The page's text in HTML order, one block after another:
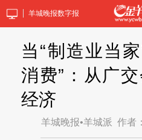
羊城晚报数字报
当“制造业当
消费”：从广
经济
羊城晚报•羊城派 作者